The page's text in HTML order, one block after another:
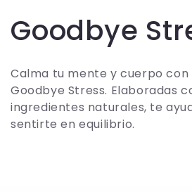
C
o
l
e
Goodbye
Calma tu mente y cuerpo
Goodbye Stress. Elaboradas
ingredientes naturales, te
sentirte en equilibrio.